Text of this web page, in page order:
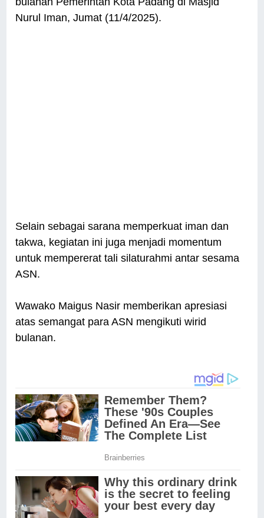
Nurul Iman, Jumat (11/4/2025).
Selain sebagai sarana memperkuat iman dan
takwa, kegiatan ini juga menjadi momentum
untuk mempererat tali silaturahmi antar sesama
ASN.
Wawako Maigus Nasir memberikan apresiasi
atas semangat para ASN mengikuti wirid
bulanan.